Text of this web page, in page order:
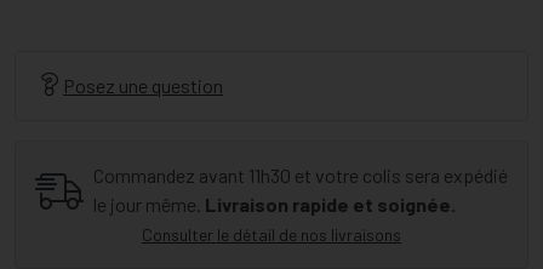
Posez une question
Commandez avant 11h30 et votre colis sera expédié
le jour même. Livraison rapide et soignée.
Consulter le détail de nos livraisons